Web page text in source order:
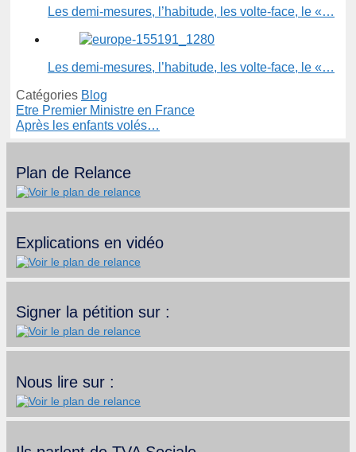
Les demi-mesures, l’habitude, les volte-face, le «…
Les demi-mesures, l’habitude, les volte-face, le «…
Catégories Blog
Etre Premier Ministre en France
Après les enfants volés…
Plan de Relance
Explications en vidéo
Signer la pétition sur :
Nous lire sur :